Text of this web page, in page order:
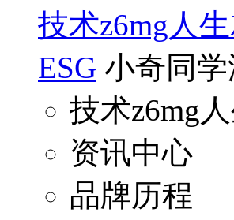
技术z6mg人
ESG 小奇同学
技术z6mg
资讯中心
品牌历程